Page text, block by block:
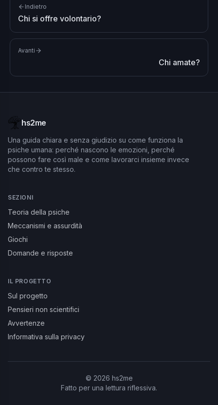
Indietro
Chi si offre volontario?
Avanti
Chi amate?
hs2me
Una guida chiara e senza giudizio su come funziona la
psiche umana: perché nascono le emozioni, perché
possono fare così male e come lavorarci insieme invece
che contro te stesso.
SEZIONI
Teoria della psiche
Meccanismi e assurdità
Giochi
Domande e risposte
IL PROGETTO
Sul progetto
Pensieri non scientifici
Avvertenze
Informativa sulla privacy
© 2026 hs2me
Fatto per una lettura riflessiva.